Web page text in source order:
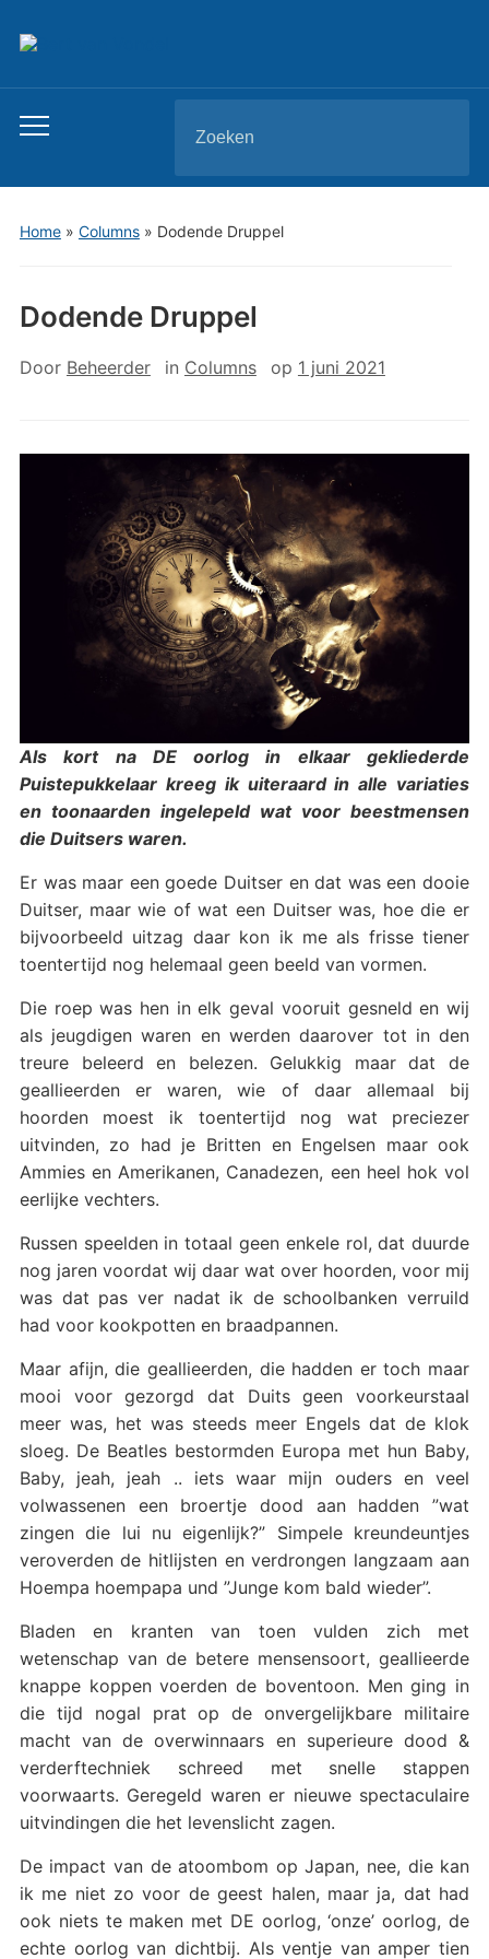
Toggle
menu
naar:
Home» Columns» Dodende Druppel
Dodende Druppel
Door Beheerder in Columns op 1 juni 2021
Als kort na DE oorlog in elkaar gekliederde
Puistepukkelaar kreeg ik uiteraard in alle variaties
en toonaarden ingelepeld wat voor beestmensen
die Duitsers waren.
Er was maar een goede Duitser en dat was een dooie
Duitser, maar wie of wat een Duitser was, hoe die er
bijvoorbeeld uitzag daar kon ik me als frisse tiener
toentertijd nog helemaal geen beeld van vormen.
Die roep was hen in elk geval vooruit gesneld en wij
als jeugdigen waren en werden daarover tot in den
treure beleerd en belezen. Gelukkig maar dat de
geallieerden er waren, wie of daar allemaal bij
hoorden moest ik toentertijd nog wat preciezer
uitvinden, zo had je Britten en Engelsen maar ook
Ammies en Amerikanen, Canadezen, een heel hok vol
eerlijke vechters.
Russen speelden in totaal geen enkele rol, dat duurde
nog jaren voordat wij daar wat over hoorden, voor mij
was dat pas ver nadat ik de schoolbanken verruild
had voor kookpotten en braadpannen.
Maar afijn, die geallieerden, die hadden er toch maar
mooi voor gezorgd dat Duits geen voorkeurstaal
meer was, het was steeds meer Engels dat de klok
sloeg. De Beatles bestormden Europa met hun Baby,
Baby, jeah, jeah .. iets waar mijn ouders en veel
volwassenen een broertje dood aan hadden ”wat
zingen die lui nu eigenlijk?” Simpele kreundeuntjes
veroverden de hitlijsten en verdrongen langzaam aan
Hoempa hoempapa und ”Junge kom bald wieder”.
Bladen en kranten van toen vulden zich met
wetenschap van de betere mensensoort, geallieerde
knappe koppen voerden de boventoon. Men ging in
die tijd nogal prat op de onvergelijkbare militaire
macht van de overwinnaars en superieure dood &
verderftechniek schreed met snelle stappen
voorwaarts. Geregeld waren er nieuwe spectaculaire
uitvindingen die het levenslicht zagen.
De impact van de atoombom op Japan, nee, die kan
ik me niet zo voor de geest halen, maar ja, dat had
ook niets te maken met DE oorlog, ‘onze’ oorlog, de
echte oorlog van dichtbij. Als ventje van amper tien